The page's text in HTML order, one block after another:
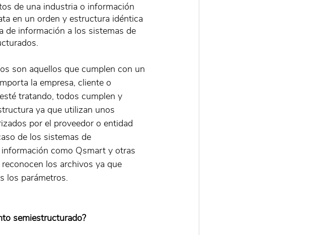
de una industria o información
en un orden y estructura idéntica
de información a los sistemas de
son aquellos que cumplen con un
la empresa, cliente o
tratando, todos cumplen y
ya que utilizan unos
por el proveedor o entidad
de los sistemas de
como Qsmart y otras
los archivos ya que
los parámetros.
semiestructurado?